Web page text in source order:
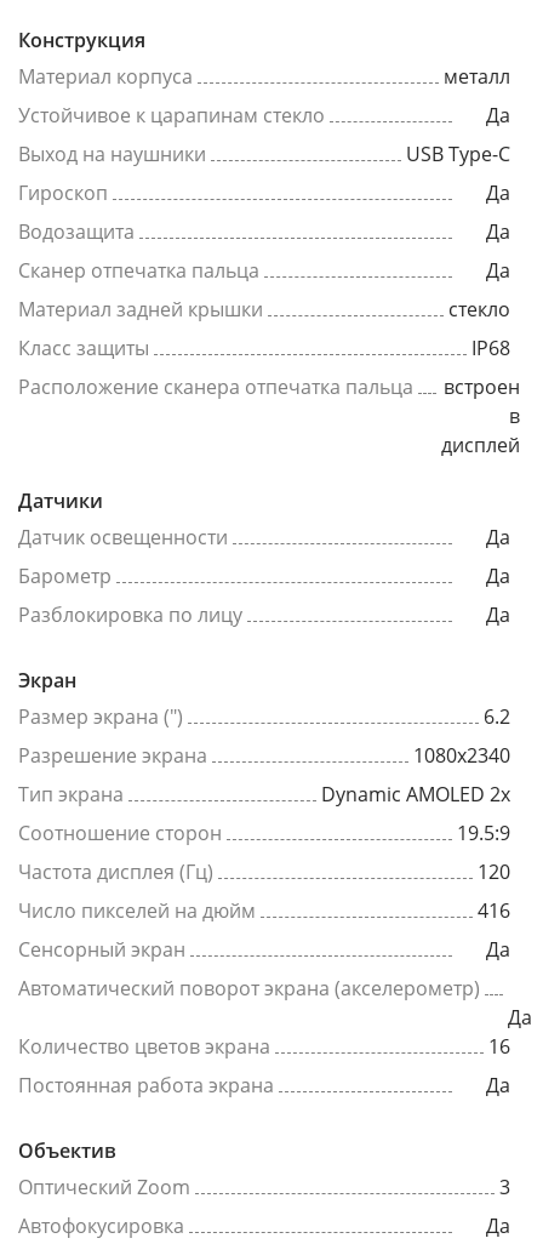
Конструкция
Материал корпуса
металл
Устойчивое к царапинам стекло
Да
Выход на наушники
USB Type-C
Гироскоп
Да
Водозащита
Да
Сканер отпечатка пальца
Да
Материал задней крышки
стекло
Класс защиты
IP68
Расположение сканера отпечатка пальца
встроен
в
дисплей
Датчики
Датчик освещенности
Да
Барометр
Да
Разблокировка по лицу
Да
Экран
Размер экрана (")
6.2
Разрешение экрана
1080x2340
Тип экрана
Dynamic AMOLED 2x
Соотношение сторон
19.5:9
Частота дисплея (Гц)
120
Число пикселей на дюйм
416
Сенсорный экран
Да
Автоматический поворот экрана (акселерометр)
Да
Количество цветов экрана
16
Постоянная работа экрана
Да
Объектив
Оптический Zoom
3
Автофокусировка
Да